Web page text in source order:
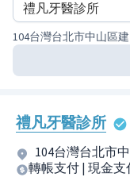
104台灣台北市中山區
禮凡牙醫診所
104台灣台北市
轉帳支付 | 現金支